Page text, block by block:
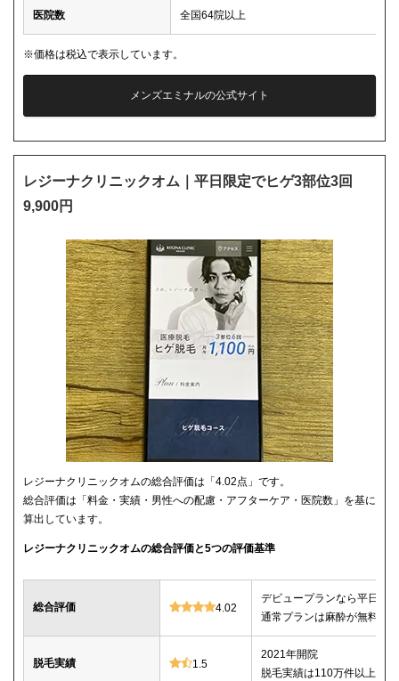
医院数 全国64院以上
※価格は税込で表示しています。
メンズエミナルの公式サイト
レジーナクリニックオム｜平日限定でヒゲ3部位3回
9,900円
レジーナクリニックオムの総合評価は「4.02点」です。
総合評価は「料金・実績・男性への配慮・アフターケア・医院数」を基に
算出しています。
レジーナクリニックオムの総合評価と5つの評価基準
総合評価 4.02
デビュープランなら平日限
通常プランは麻酔が無料、
脱毛実績 1.5
2021年開院
脱毛実績は110万件以上